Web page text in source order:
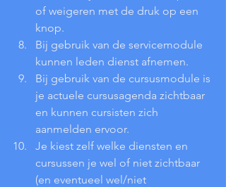
of weigeren met de druk op een
knop.
Bij gebruik van de servicemodule
kunnen leden dienst afnemen.
Bij gebruik van de cursusmodule is
je actuele cursusagenda zichtbaar
en kunnen cursisten zich
aanmelden ervoor.
Je kiest zelf welke diensten en
cursussen je wel of niet zichtbaar
(en eventueel wel/niet